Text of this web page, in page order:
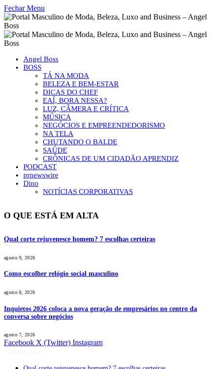
Fechar Menu
Angel Boss
BOSS
TÁ NA MODA
BELEZA E BEM-ESTAR
DICAS DO CHEF
EAÍ, BORA NESSA?
LUZ, CÂMERA E CRÍTICA
MÚSICA
NEGÓCIOS E EMPREENDEDORISMO
NA TELA
CHUTANDO O BALDE
SAÚDE
CRÔNICAS DE UM CIDADÃO APRENDIZ
PODCAST
prnewswire
Dino
NOTÍCIAS CORPORATIVAS
O QUE ESTÁ EM ALTA
Qual corte rejuvenesce homem? 7 escolhas certeiras
agosto 9, 2026
Como escolher relógio social masculino
agosto 8, 2026
Inquietos 2026 coloca a nova geração de empresários no centro da
conversa sobre negócios
agosto 7, 2026
Facebook X (Twitter) Instagram